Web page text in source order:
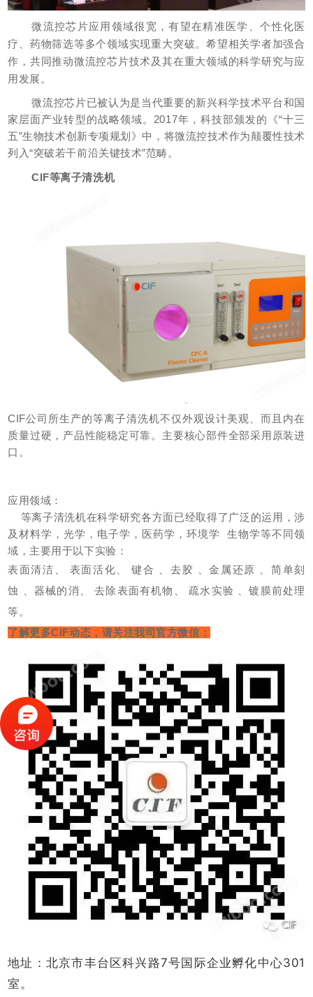
微流控芯片应用领域很宽，有望在精准医学、个性化医
疗、药物筛选等多个领域实现重大突破。希望相关学者加强合
作，共同推动微流控芯片技术及其在重大领域的科学研究与应
用发展。
微流控芯片已被认为是当代重要的新兴科学技术平台和国
家层面产业转型的战略领域。 2017年，科技部颁发的《“十三
五”生物技术创新专项规划》中，将微流控技术作为颠覆性技术
列入“突破若干前沿关键技术”范畴。
CIF等离子清洗机
CIF公司所生产的等离子清洗机不仅外观设计美观、而且内在
质量过硬，产品性能稳定可靠。 主要核心部件全部采用原装进
口。
应用领域：
等离子清洗机在科学研究各方面已经取得了广泛的运用，涉
及材料学，光学，电子学，医药学，环境学 生物学等不同领
域，主要用于以下实验：
表面清洁、
表面活化、 键合 去胶 、金属还原 、简单刻
蚀
器械的消、 去除表面有机物、 疏水实验 、镀膜前处理
等。
了解更多CIF动态，请关注我司官方微信：
地址：北京市丰台区科兴路7号国际企业孵化中心301
室。